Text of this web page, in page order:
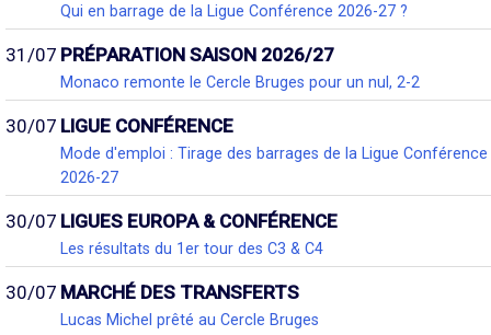
Qui en barrage de la Ligue Conférence 2026-27 ?
31/07 PRÉPARATION SAISON 2026/27
Monaco remonte le Cercle Bruges pour un nul, 2-2
30/07 LIGUE CONFÉRENCE
Mode d'emploi : Tirage des barrages de la Ligue Conférence
2026-27
30/07 LIGUES EUROPA & CONFÉRENCE
Les résultats du 1er tour des C3 & C4
30/07 MARCHÉ DES TRANSFERTS
Lucas Michel prêté au Cercle Bruges